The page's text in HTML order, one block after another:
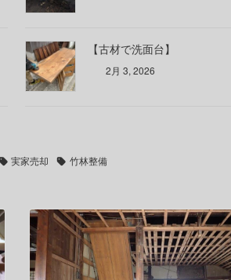
【古材で洗面台】
2月 3, 2026
実家売却 竹林整備